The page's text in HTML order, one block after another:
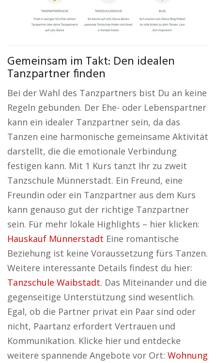
Gemeinsam im Takt: Den idealen
Tanzpartner finden
Bei der Wahl des Tanzpartners bist Du an keine
Regeln gebunden. Der Ehe- oder Lebenspartner
kann ein idealer Tanzpartner sein, da das
Tanzen eine harmonische gemeinsame Aktivität
darstellt, die die emotionale Verbindung
festigen kann. Mit 1 Kurs tanzt Ihr zu zweit
Tanzschule Münnerstadt. Ein Freund, eine
Freundin oder ein Tanzpartner aus dem Kurs
kann genauso gut der richtige Tanzpartner
sein. Für mehr lokale Highlights – hier klicken:
Hauskauf Münnerstadt Eine romantische
Beziehung ist keine Voraussetzung fürs Tanzen.
Weitere interessante Details findest du hier:
Tanzschule Waibstadt. Das Miteinander und die
gegenseitige Unterstützung sind wesentlich.
Egal, ob die Partner privat ein Paar sind oder
nicht, Paartanz erfordert Vertrauen und
Kommunikation. Klicke hier und entdecke
weitere spannende Angebote vor Ort: Wohnung